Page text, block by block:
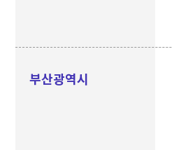
부산광역시